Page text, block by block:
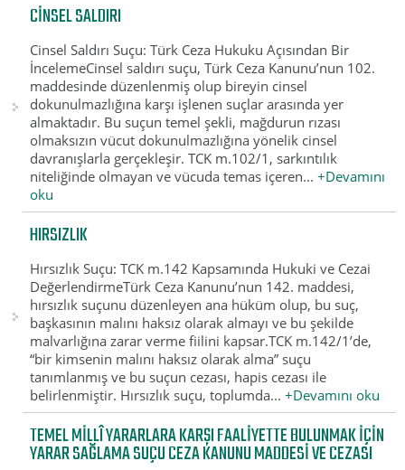
CINSEL SALDIRI
Cinsel Saldırı Suçu: Türk Ceza Hukuku Açısından Bir
İncelemeCinsel saldırı suçu, Türk Ceza Kanunu’nun 102.
maddesinde düzenlenmiş olup bireyin cinsel
dokunulmazlığına karşı işlenen suçlar arasında yer
almaktadır. Bu suçun temel şekli, mağdurun rızası
olmaksızın vücut dokunulmazlığına yönelik cinsel
davranışlarla gerçekleşir. TCK m.102/1, sarkıntılık
niteliğinde olmayan ve vücuda temas içeren...+Devamını
oku
HIRSIZLIK
Hırsızlık Suçu: TCK m.142 Kapsamında Hukuki ve Cezai
DeğerlendirmeTürk Ceza Kanunu’nun 142. maddesi,
hırsızlık suçunu düzenleyen ana hüküm olup, bu suç,
başkasının malını haksız olarak almayı ve bu şekilde
malvarlığına zarar verme fiilini kapsar.TCK m.142/1’de,
“bir kimsenin malını haksız olarak alma” suçu
tanımlanmış ve bu suçun cezası, hapis cezası ile
belirlenmiştir. Hırsızlık suçu, toplumda...+Devamını oku
TEMEL MILLÎ YARARLARA KARŞI FAALIYETTE BULUNMAK IÇIN
YARAR SAĞLAMA SUÇU CEZA KANUNU MADDESI VE CEZASI